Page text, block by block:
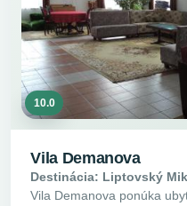
10.0
Vila Demanova
Destinácia: Liptovský
Vila Demanova ponúka